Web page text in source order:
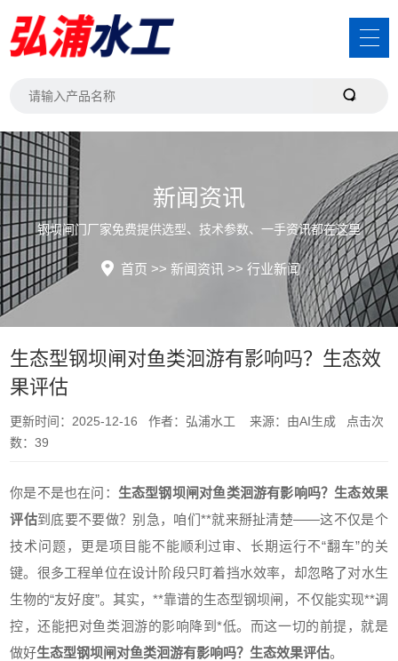
新闻资讯
钢坝闸门厂家免费提供选型、技术参数、一手资讯都在这里
首页 >> 新闻资讯 >> 行业新闻
生态型钢坝闸对鱼类洄游有影响吗？生态效
果评估
更新时间：2025-12-16 作者：弘浦水工 来源：由AI生成 点击次
数：39
你是不是也在问： 生态型钢坝闸对鱼类洄游有影响吗？生态效果
评估到底要不要做？别急，咱们**就来掰扯清楚——这不仅是个
技术问题，更是项目能不能顺利过审、长期运行不“翻车”的关
键。很多工程单位在设计阶段只盯着挡水效率，却忽略了对水生
生物的“友好度”。其实，**靠谱的生态型钢坝闸，不仅能实现**调
控，还能把对鱼类洄游的影响降到*低。而这一切的前提，就是
做好生态型钢坝闸对鱼类洄游有影响吗？生态效果评估。